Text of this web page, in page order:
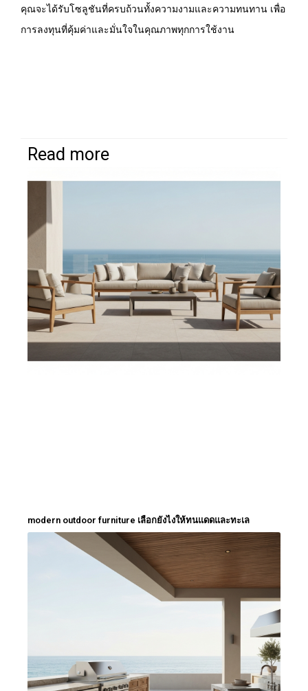
คุณจะได้รับโซลูชันที่ครบถ้วนทั้งความงามและความทนทาน เพื่อ
การลงทุนที่คุ้มค่าและมั่นใจในคุณภาพทุกการใช้งาน
Read more
modern outdoor furniture เลือกยังไงให้ทนแดดและทะเล